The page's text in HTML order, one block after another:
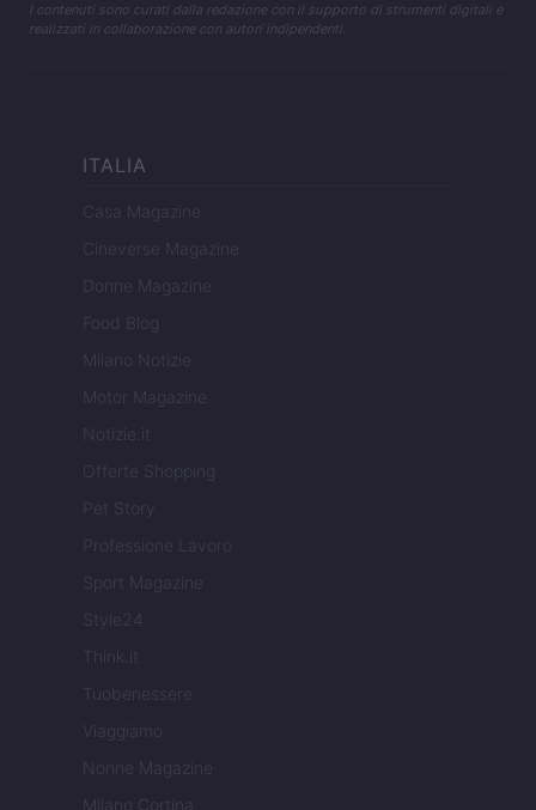
I contenuti sono curati dalla redazione con il supporto di strumenti digitali e
realizzati in collaborazione con autori indipendenti.
ITALIA
Casa Magazine
Cineverse Magazine
Donne Magazine
Food Blog
Milano Notizie
Motor Magazine
Notizie.it
Offerte Shopping
Pet Story
Professione Lavoro
Sport Magazine
Style24
Think.it
Tuobenessere
Viaggiamo
Nonne Magazine
Milano Cortina